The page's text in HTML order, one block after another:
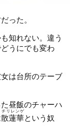
った。
知れない。違う
うにでも変わ
は台所のテーブ
昼飯のチャーハ
散蓮華
チリレンゲ
という奴